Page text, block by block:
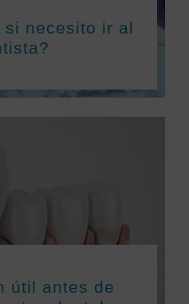
si necesito ir al
útil antes de